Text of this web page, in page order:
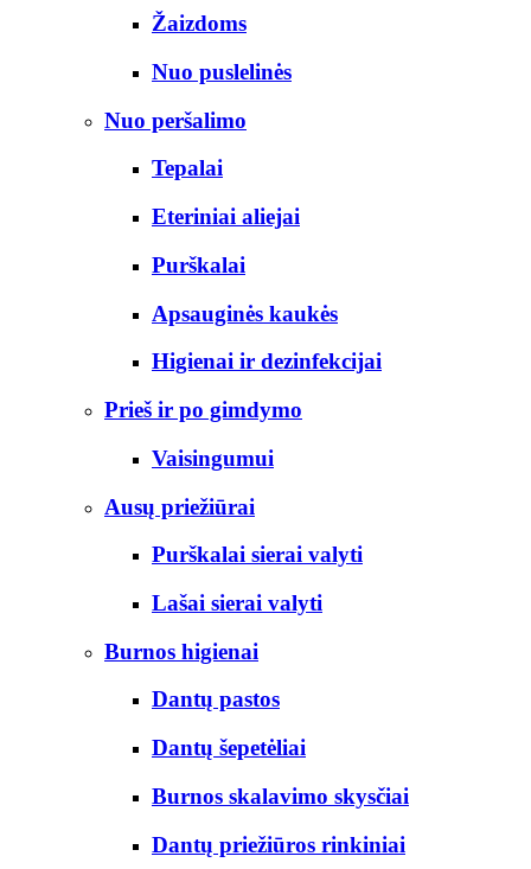
Žaizdoms
Nuo puslelinės
Nuo peršalimo
Tepalai
Eteriniai aliejai
Purškalai
Apsauginės kaukės
Higienai ir dezinfekcijai
Prieš ir po gimdymo
Vaisingumui
Ausų priežiūrai
Purškalai sierai valyti
Lašai sierai valyti
Burnos higienai
Dantų pastos
Dantų šepetėliai
Burnos skalavimo skysčiai
Dantų priežiūros rinkiniai